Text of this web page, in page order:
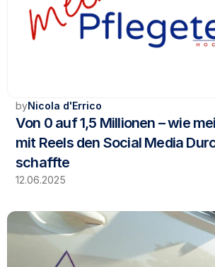
byNicola d'Errico
Von 0 auf 1,5 Millionen – wie
mit Reels den Social Media
schaffte
12.06.2025